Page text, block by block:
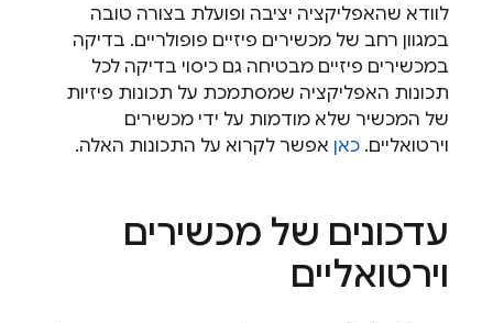
לוודא שהאפליקציה יציבה ופועלת בצורה טובה
במגוון רחב של מכשירים פיזיים פופולריים. בדיקה
במכשירים פיזיים מבטיחה גם כיסוי בדיקה לכל
תכונות האפליקציה שמסתמכת על תכונות פיזיות
של המכשיר שלא מודמות על ידי מכשירים
וירטואליים. כאן אפשר לקרוא על התכונות האלה.
עדכונים של מכשירים
וירטואליים